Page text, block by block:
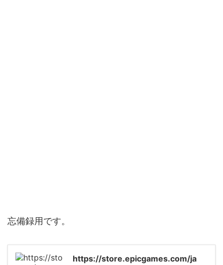
忘備録用です。
https://store.epicgames.com/ja